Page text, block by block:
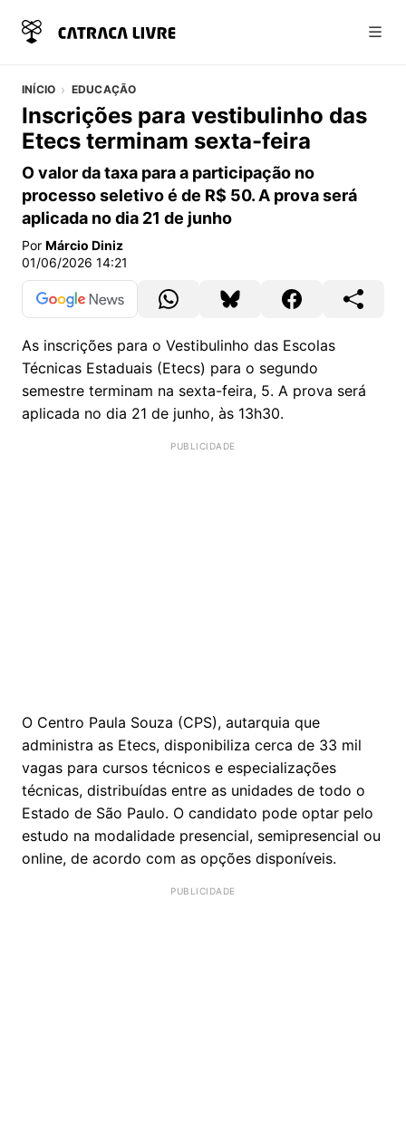
INÍCIO EDUCAÇÃO
Inscrições para vestibulinho das
Etecs terminam sexta-feira
O valor da taxa para a participação no
processo seletivo é de R$ 50. A prova será
aplicada no dia 21 de junho
Por Márcio Diniz
01/06/2026 14:21
As inscrições para o Vestibulinho das Escolas
Técnicas Estaduais (Etecs) para o segundo
semestre terminam na sexta-feira, 5. A prova será
aplicada no dia 21 de junho, às 13h30.
O Centro Paula Souza (CPS), autarquia que
administra as Etecs, disponibiliza cerca de 33 mil
vagas para cursos técnicos e especializações
técnicas, distribuídas entre as unidades de todo o
Estado de São Paulo. O candidato pode optar pelo
estudo na modalidade presencial, semipresencial ou
online, de acordo com as opções disponíveis.